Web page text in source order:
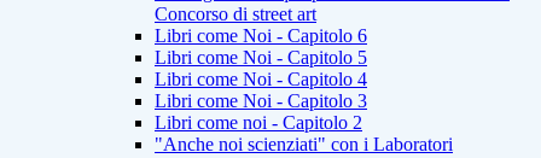
Concorso di street art
Libri come Noi - Capitolo 6
Libri come Noi - Capitolo 5
Libri come Noi - Capitolo 4
Libri come Noi - Capitolo 3
Libri come noi - Capitolo 2
"Anche noi scienziati" con i Laboratori